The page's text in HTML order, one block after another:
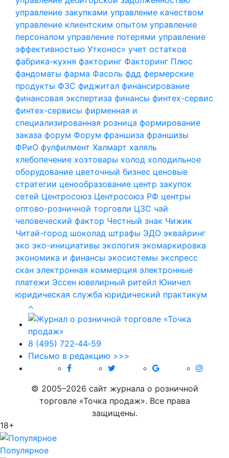
управление закупками управление качеством
управление клиентским опытом управление
персоналом управление потерями управление
эффективностью Утконос» учет остатков
фабрика-кухня факторинг Факторинг Плюс
фандоматы фарма Фасоль фдд фермерские
продукты ФЗС фиджитал финансирование
финансовая экспертиза финансы финтех-сервис
финтех-сервисы фирменная и
специализированная розница формирование
заказа форум Форум франшиза франшизы
ФРиО фулфилмент Халмарт халяль
хлебопечение хозтовары холод холодильное
оборудование цветочный бизнес ценовые
стратегии ценообразование центр закупок
сетей Центросоюз Центросоюз РФ центры
оптово-розничной торговли ЦЗС чай
человеческий фактор Честный знак Чижик
Читай-город шоколад штрафы ЭДО эквайринг
эко эко-инициативы экология экомаркировка
экономика и финансы экосистемы экспресс
скан электронная коммерция электронные
платежи Эссен ювелирный ритейл Юничел
юридическая служба юридический практикум
8 (495) 722‑44‑59
Письмо в редакцию >>>
© 2005–2026 сайт журнала о розничной
торговле «Точка продаж». Все права
защищены.
18+
Популярное